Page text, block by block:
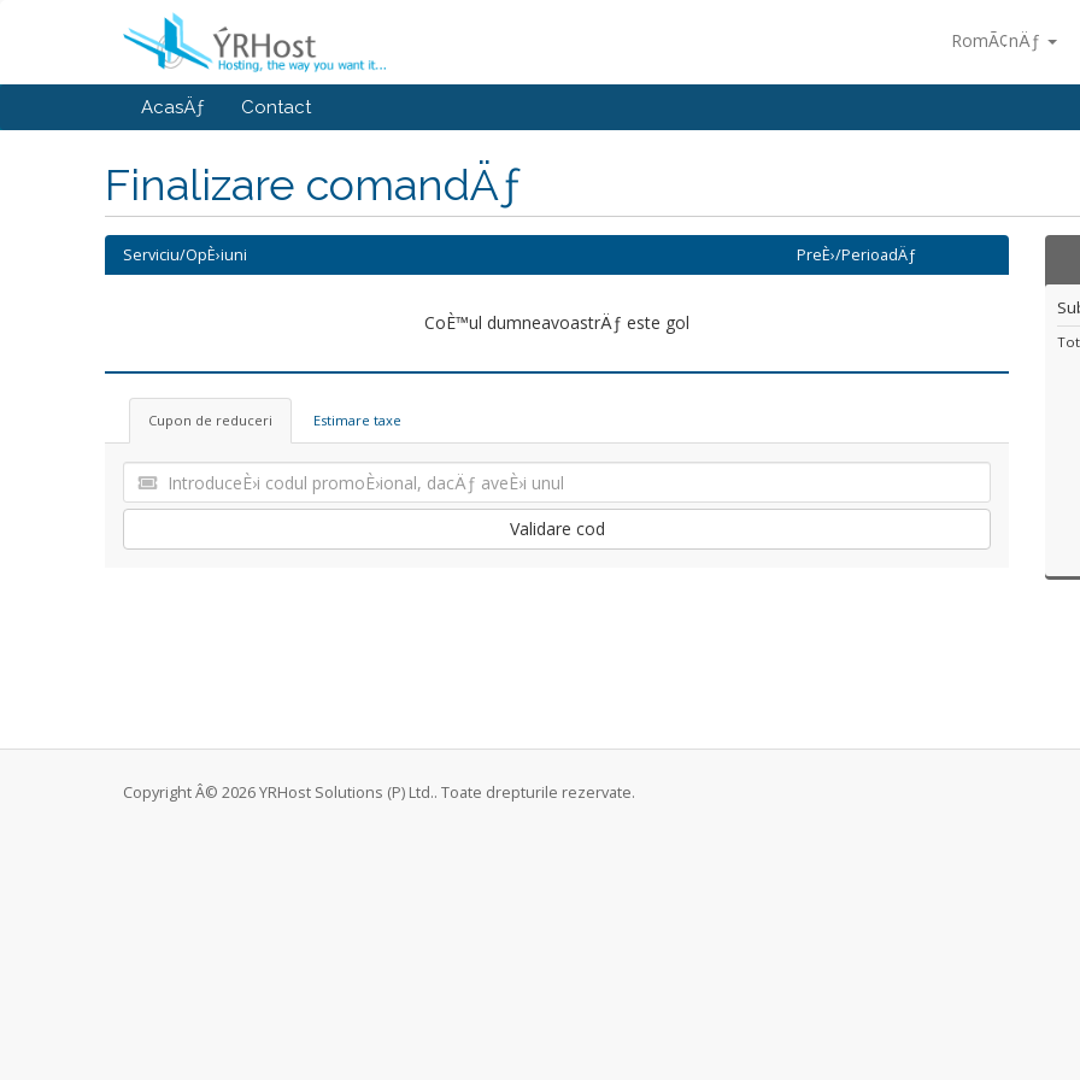
RomÃ¢nÄƒ
AcasÄƒ Contact
Finalizare comandÄƒ
Serviciu/OpÈ›iuni PreÈ›/PerioadÄƒ
CoÈ™ul dumneavoastrÄƒ este gol
Cupon de reduceri Estimare taxe
Validare cod
Copyright Â© 2026 YRHost Solutions (P) Ltd.. Toate drepturile rezervate.